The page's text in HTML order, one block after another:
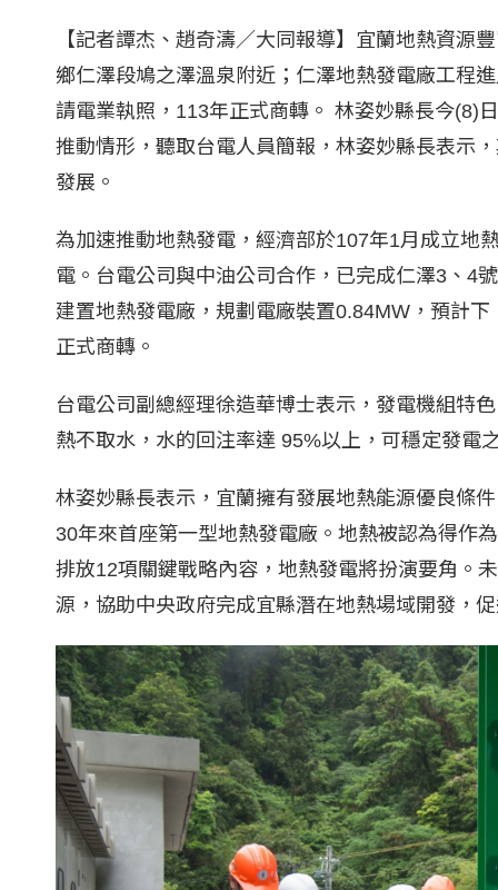
【記者譚杰、趙奇濤／大同報導】宜蘭地熱資源
鄉仁澤段鳩之澤溫泉附近；仁澤地熱發電廠工程
請電業執照，113年正式商轉。 林姿妙縣長今(8)
推動情形，聽取台電人員簡報，林姿妙縣長表示
發展。
為加速推動地熱發電，經濟部於107年1月成立地
電。台電公司與中油公司合作，已完成仁澤3、4
建置地熱發電廠，規劃電廠裝置0.84MW，預計
正式商轉。
台電公司副總經理徐造華博士表示，發電機組特
熱不取水，水的回注率達 95%以上，可穩定發電
林姿妙縣長表示，宜蘭擁有發展地熱能源優良條
30年來首座第一型地熱發電廠。地熱被認為得作
排放12項關鍵戰略內容，地熱發電將扮演要角。
源，協助中央政府完成宜縣潛在地熱場域開發，